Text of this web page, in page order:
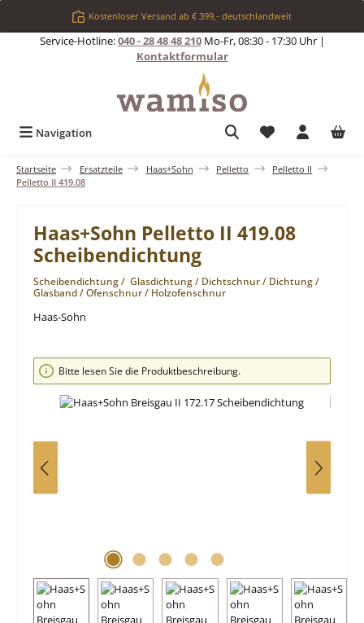
Zum Hauptinhalt springenKostenloser Versand ab € 399,- deutschlandweit
Service-Hotline:040 - 28 48 48 210Mo-Fr, 08:30 - 17:30 Uhr |
Kontaktformular
Navigation Du hast 0
Startseite Ersatzteile Haas+Sohn Pelletto
Pelletto II
Pelletto II 419.08
Haas+Sohn Pelletto II 419.08
Scheibendichtung
Scheibendichtung / Glasdichtung / Dichtschnur / Dichtung /
Glasband / Ofenschnur / Holzofenschnur
Haas-Sohn
Bildergalerie überspringen
Bitte lesen Sie die Produktbeschreibung.